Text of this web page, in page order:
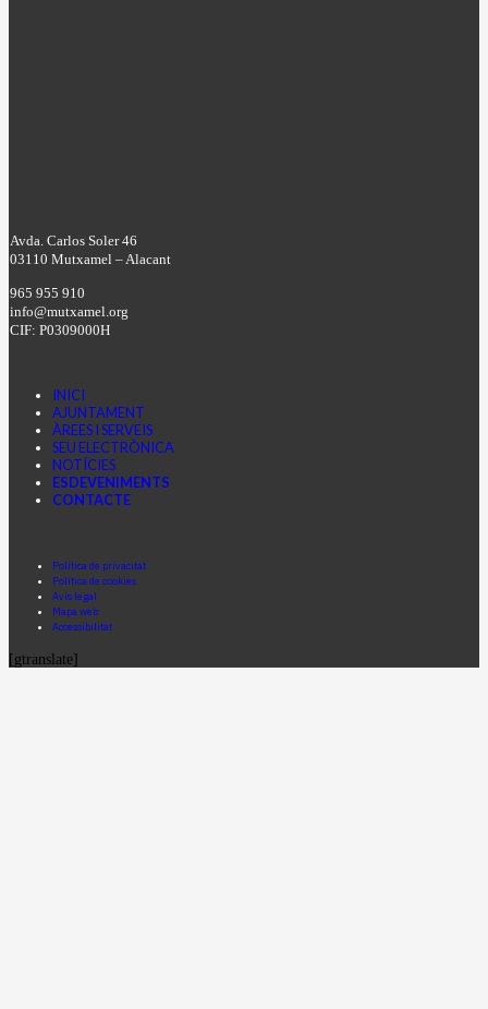
Avda. Carlos Soler 46
03110 Mutxamel – Alacant
965 955 910
info@mutxamel.org
CIF: P0309000H
INICI
AJUNTAMENT
ÀREES I SERVEIS
SEU ELECTRÒNICA
NOTÍCIES
ESDEVENIMENTS
CONTACTE
Política de privacitat
Política de cookies
Avís legal
Mapa web
Accessibilitat
[gtranslate]